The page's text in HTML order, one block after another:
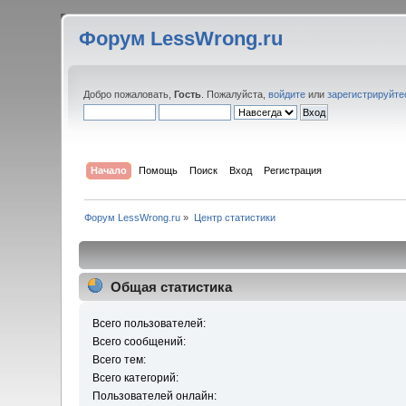
Форум LessWrong.ru
Добро пожаловать,Гость . Пожалуйста,войдите или
Начало Помощь Поиск Вход Регистрация
Форум LessWrong.ru » Центр статистики
Общая статистика
Всего пользователей:
Всего сообщений:
Всего тем:
Всего категорий:
Пользователей онлайн: